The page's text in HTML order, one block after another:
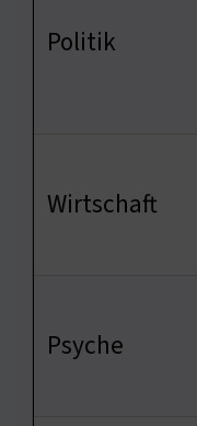
Politik
Wirtschaft
Psyche